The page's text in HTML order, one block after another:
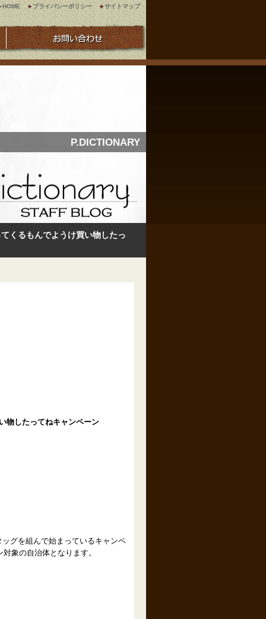
HOME プライバシーポリシー サイトマップ
P.DICTIONARY
くるもんでようけ買い物したっ
物したってねキャンペーン
グを組んで始まっているキャンペ
象の自治体となります。